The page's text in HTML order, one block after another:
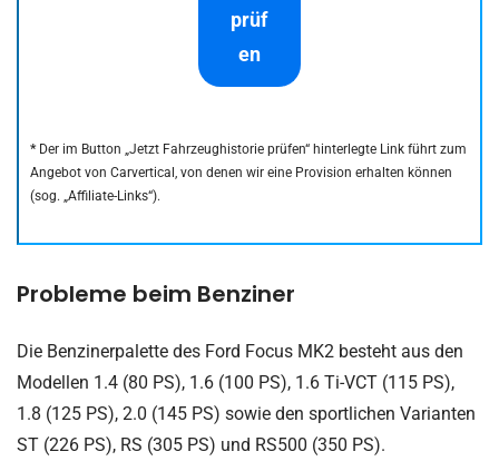
prüf
en
*Der im Button „Jetzt Fahrzeughistorie prüfen“ hinterlegte Link führt zum
Angebot von Carvertical, von denen wir eine Provision erhalten können
(sog. „Affiliate-Links“).
Probleme beim Benziner
Die Benzinerpalette des Ford Focus MK2 besteht aus den
Modellen 1.4 (80 PS), 1.6 (100 PS), 1.6 Ti-VCT (115 PS),
1.8 (125 PS), 2.0 (145 PS) sowie den sportlichen Varianten
ST (226 PS), RS (305 PS) und RS500 (350 PS).